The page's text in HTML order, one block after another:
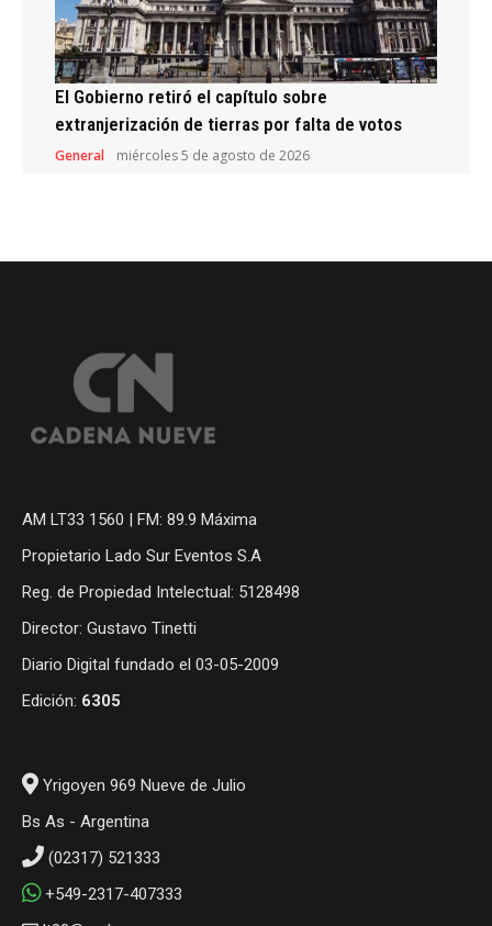
El Gobierno retiró el capítulo sobre
extranjerización de tierras por falta de votos
General miércoles 5 de agosto de 2026
AM LT33 1560 | FM: 89.9 Máxima
Propietario Lado Sur Eventos S.A
Reg. de Propiedad Intelectual: 5128498
Director: Gustavo Tinetti
Diario Digital fundado el 03-05-2009
Edición: 6305
Yrigoyen 969 Nueve de Julio
Bs As - Argentina
(02317) 521333
+549-2317-407333